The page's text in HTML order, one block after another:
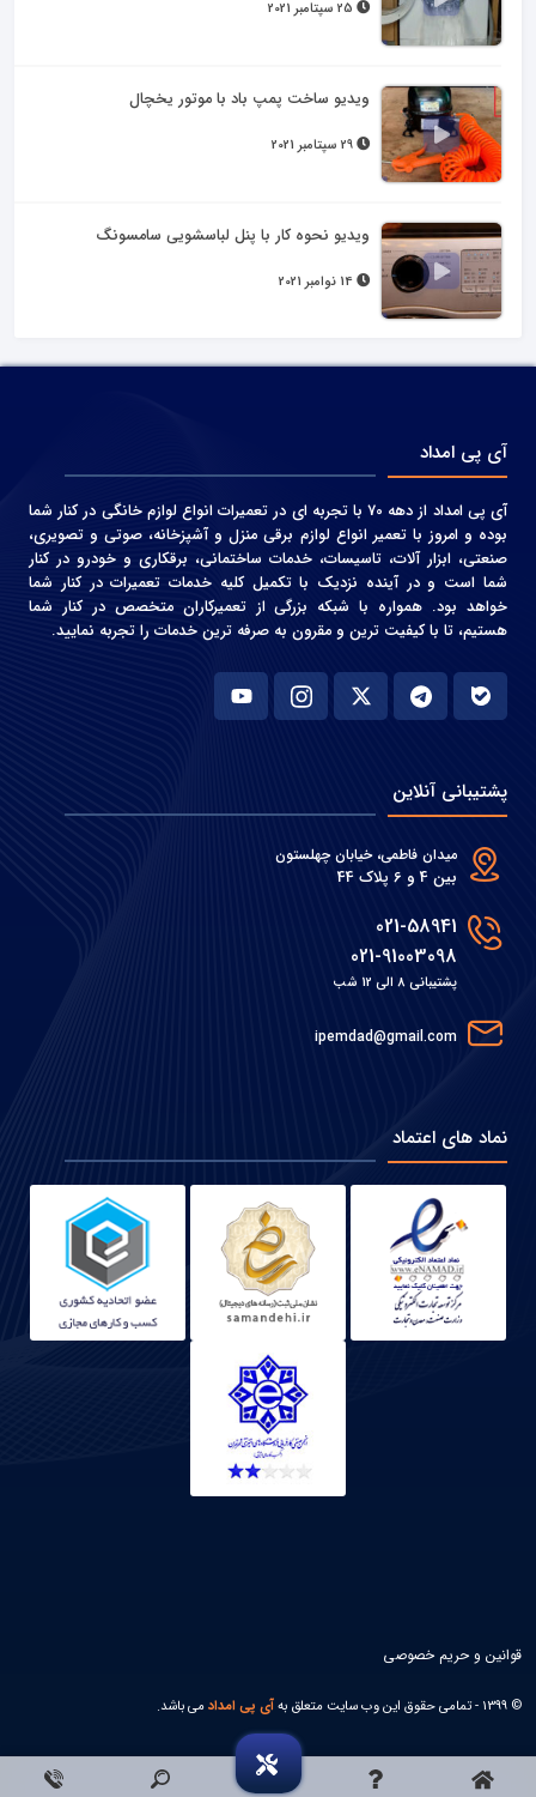
ویدیو ساخت پمپ باد با موتور یخچال
ویدیو نحوه کار با پنل لباسشویی سامسونگ
آی پی امداد
آی پی امداد از دهه 70 با تجربه ای در تعمیرات انواع لوازم خانگی در کنار شما
بوده و امروز با تعمیر انواع لوازم برقی منزل و آشپزخانه، صوتی و‌ تصویری،
صنعتی، ابزار آلات، تاسیسات، خدمات ساختمانی، برقکاری و خودرو در کنار
شما است و در آینده نزدیک با تکمیل کلیه خدمات تعمیرات در کنار شما
خواهد بود. همواره با شبکه بزرگی از تعمیرکاران متخصص در کنار شما
هستیم، تا با کیفیت ترین و مقرون به صرفه ترین خدمات را تجربه نمایید.
پشتیبانی آنلاین
میدان فاطمی، خیابان چهلستون
بین 4 و 6 پلاک 44
021-58941
021-91003098
پشتیبانی 8 الی 12 شب
ipemdad@gmail.com
نماد های اعتماد
© 1399 - تمامی حقوق این وب سایت متعلق به آی پی امدادمی باشد.
قوانین و حریم خصوصی